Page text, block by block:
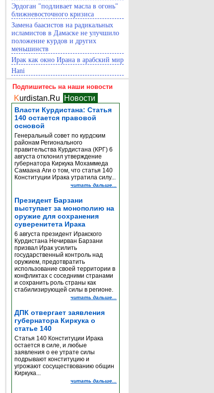
Эрдоган "подливает масла в огонь"
ближневосточного кризиса
Замена баасистов на радикальных
исламистов в Дамаске не улучшило
положение курдов и других
меньшинств
Ирак как окно Ирана в арабский мир
Hani
Подпишитесь на наши новости
Kurdistan.Ru Новости
Власти Курдистана: Статья
140 остается правовой
основой
Генеральный совет по курдским
районам Регионального
правительства Курдистана (КРГ) 6
августа отклонил утверждение
губернатора Киркука Мохаммеда
Самаана Аги о том, что статья 140
Конституции Ирака утратила силу...
читать дальше...
Президент Барзани
выступает за монополию на
оружие для сохранения
суверенитета Ирака
6 августа президент Иракского
Курдистана Нечирван Барзани
призвал Ирак усилить
государственный контроль над
оружием, предотвратить
использование своей территории в
конфликтах с соседними странами
и сохранить роль страны как
стабилизирующей силы в регионе.
читать дальше...
ДПК отвергает заявления
губернатора Киркука о
статье 140
Статья 140 Конституции Ирака
остается в силе, и любые
заявления о ее утрате силы
подрывают конституцию и
угрожают сосуществованию общин
Киркука...
читать дальше...